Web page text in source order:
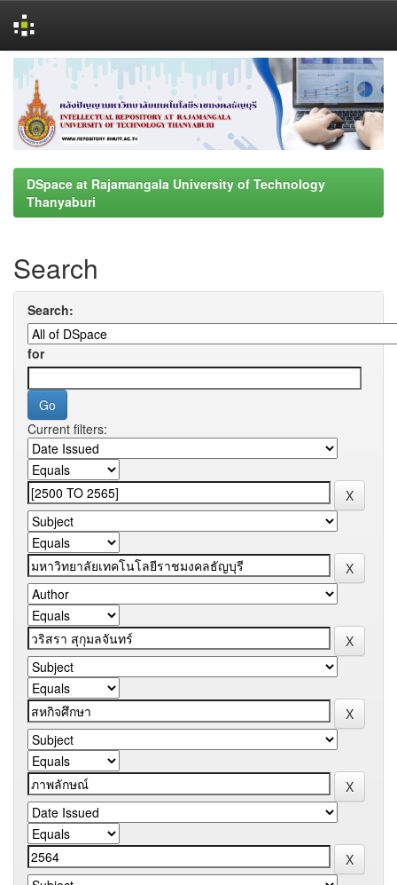
navigation
DSpace at Rajamangala University of Technology
Thanyaburi
Search
Search:
for
Current filters: